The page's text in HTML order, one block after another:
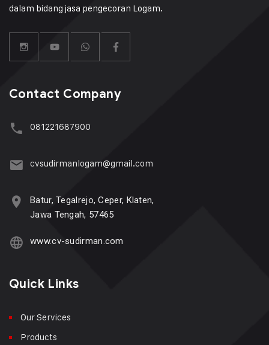
dalam bidang jasa pengecoran Logam.
Contact Company
081221687900
cvsudirmanlogam@gmail.com
Batur, Tegalrejo, Ceper, Klaten,
Jawa Tengah, 57465
www.cv-sudirman.com
Quick Links
Our Services
Products